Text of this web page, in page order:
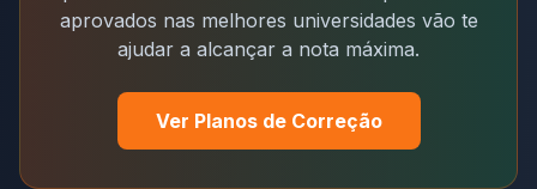
aprovados nas melhores universidades vão te
ajudar a alcançar a nota máxima.
Ver Planos de Correção